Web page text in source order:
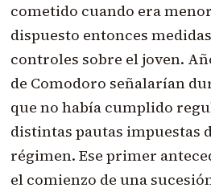
cometido cuando era
dispuesto entonces
controles sobre el joven.
de Comodoro señalarían
que no había cumplido
distintas pautas impuestas
régimen. Ese primer
el comienzo de una